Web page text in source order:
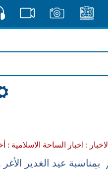
الاخبار : اخبار الساحة الاسلامية :
بمناسبة عيد الغدير